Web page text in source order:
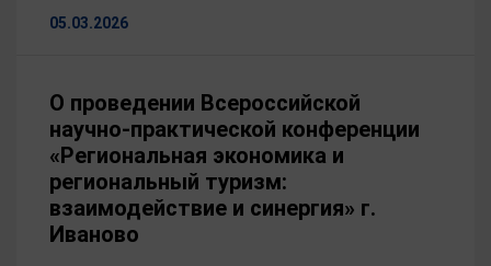
05.03.2026
О проведении Всероссийской
научно-практической конференции
«Региональная экономика и
региональный туризм:
взаимодействие и синергия» г.
Иваново